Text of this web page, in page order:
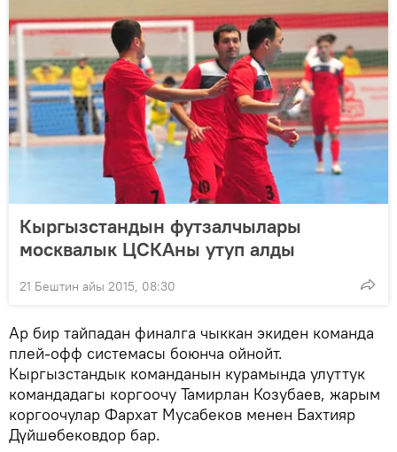
Кыргызстандын футзалчылары
москвалык ЦСКАны утуп алды
21 Бештин айы 2015, 08:30
Ар бир тайпадан финалга чыккан экиден команда
плей-офф системасы боюнча ойнойт.
Кыргызстандык команданын курамында улуттук
командадагы коргоочу Тамирлан Козубаев, жарым
коргоочулар Фархат Мусабеков менен Бахтияр
Дүйшөбековдор бар.